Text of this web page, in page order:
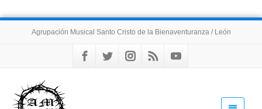
Agrupación Musical Santo Cristo de la Bienaventuranza / León